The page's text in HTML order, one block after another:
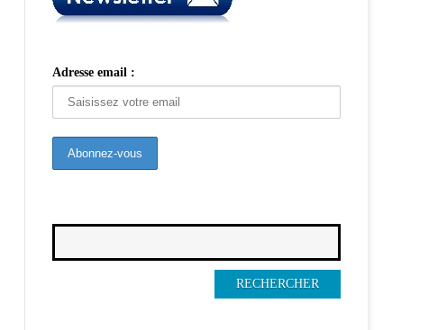
Adresse email :